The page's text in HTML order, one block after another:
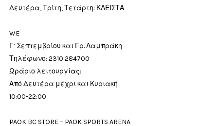
Δευτέρα, Τρίτη, Τετάρτη: ΚΛΕΙΣΤΑ
WE
Γ’ Σεπτεμβρίου και Γρ. Λαμπράκη
Τηλέφωνο: 2310 284700
Ωράριο λειτουργίας:
Από Δευτέρα μέχρι και Κυριακή
10:00-22:00
PAOK BC STORE – PAOK SPORTS ARENA